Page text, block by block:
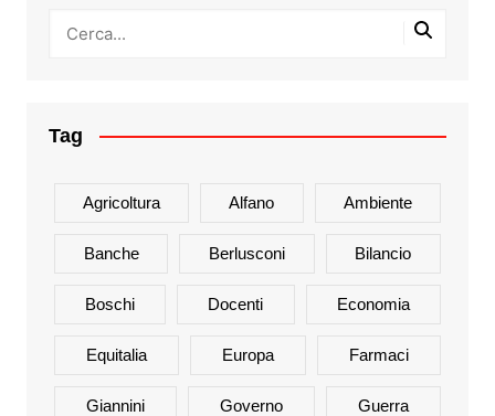
Tag
Agricoltura Alfano Ambiente
Banche Berlusconi Bilancio
Boschi Docenti Economia
Equitalia Europa Farmaci
Giannini Governo Guerra